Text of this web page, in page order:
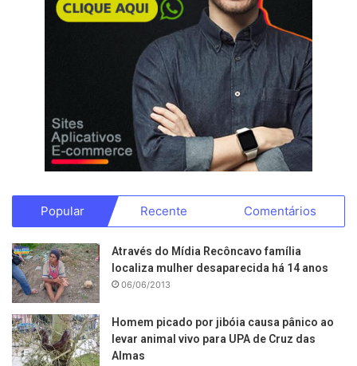
Popular Recente Comentários
Através do Mídia Recôncavo família
localiza mulher desaparecida há 14 anos
06/06/2013
Homem picado por jibóia causa pânico ao
levar animal vivo para UPA de Cruz das
Almas